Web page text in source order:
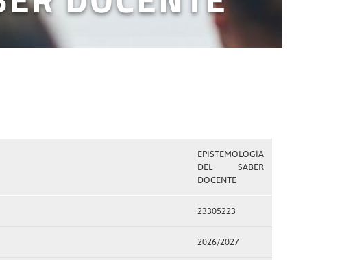
EPISTEMOLOGÍA
DEL SABER
DOCENTE
23305223
2026/2027